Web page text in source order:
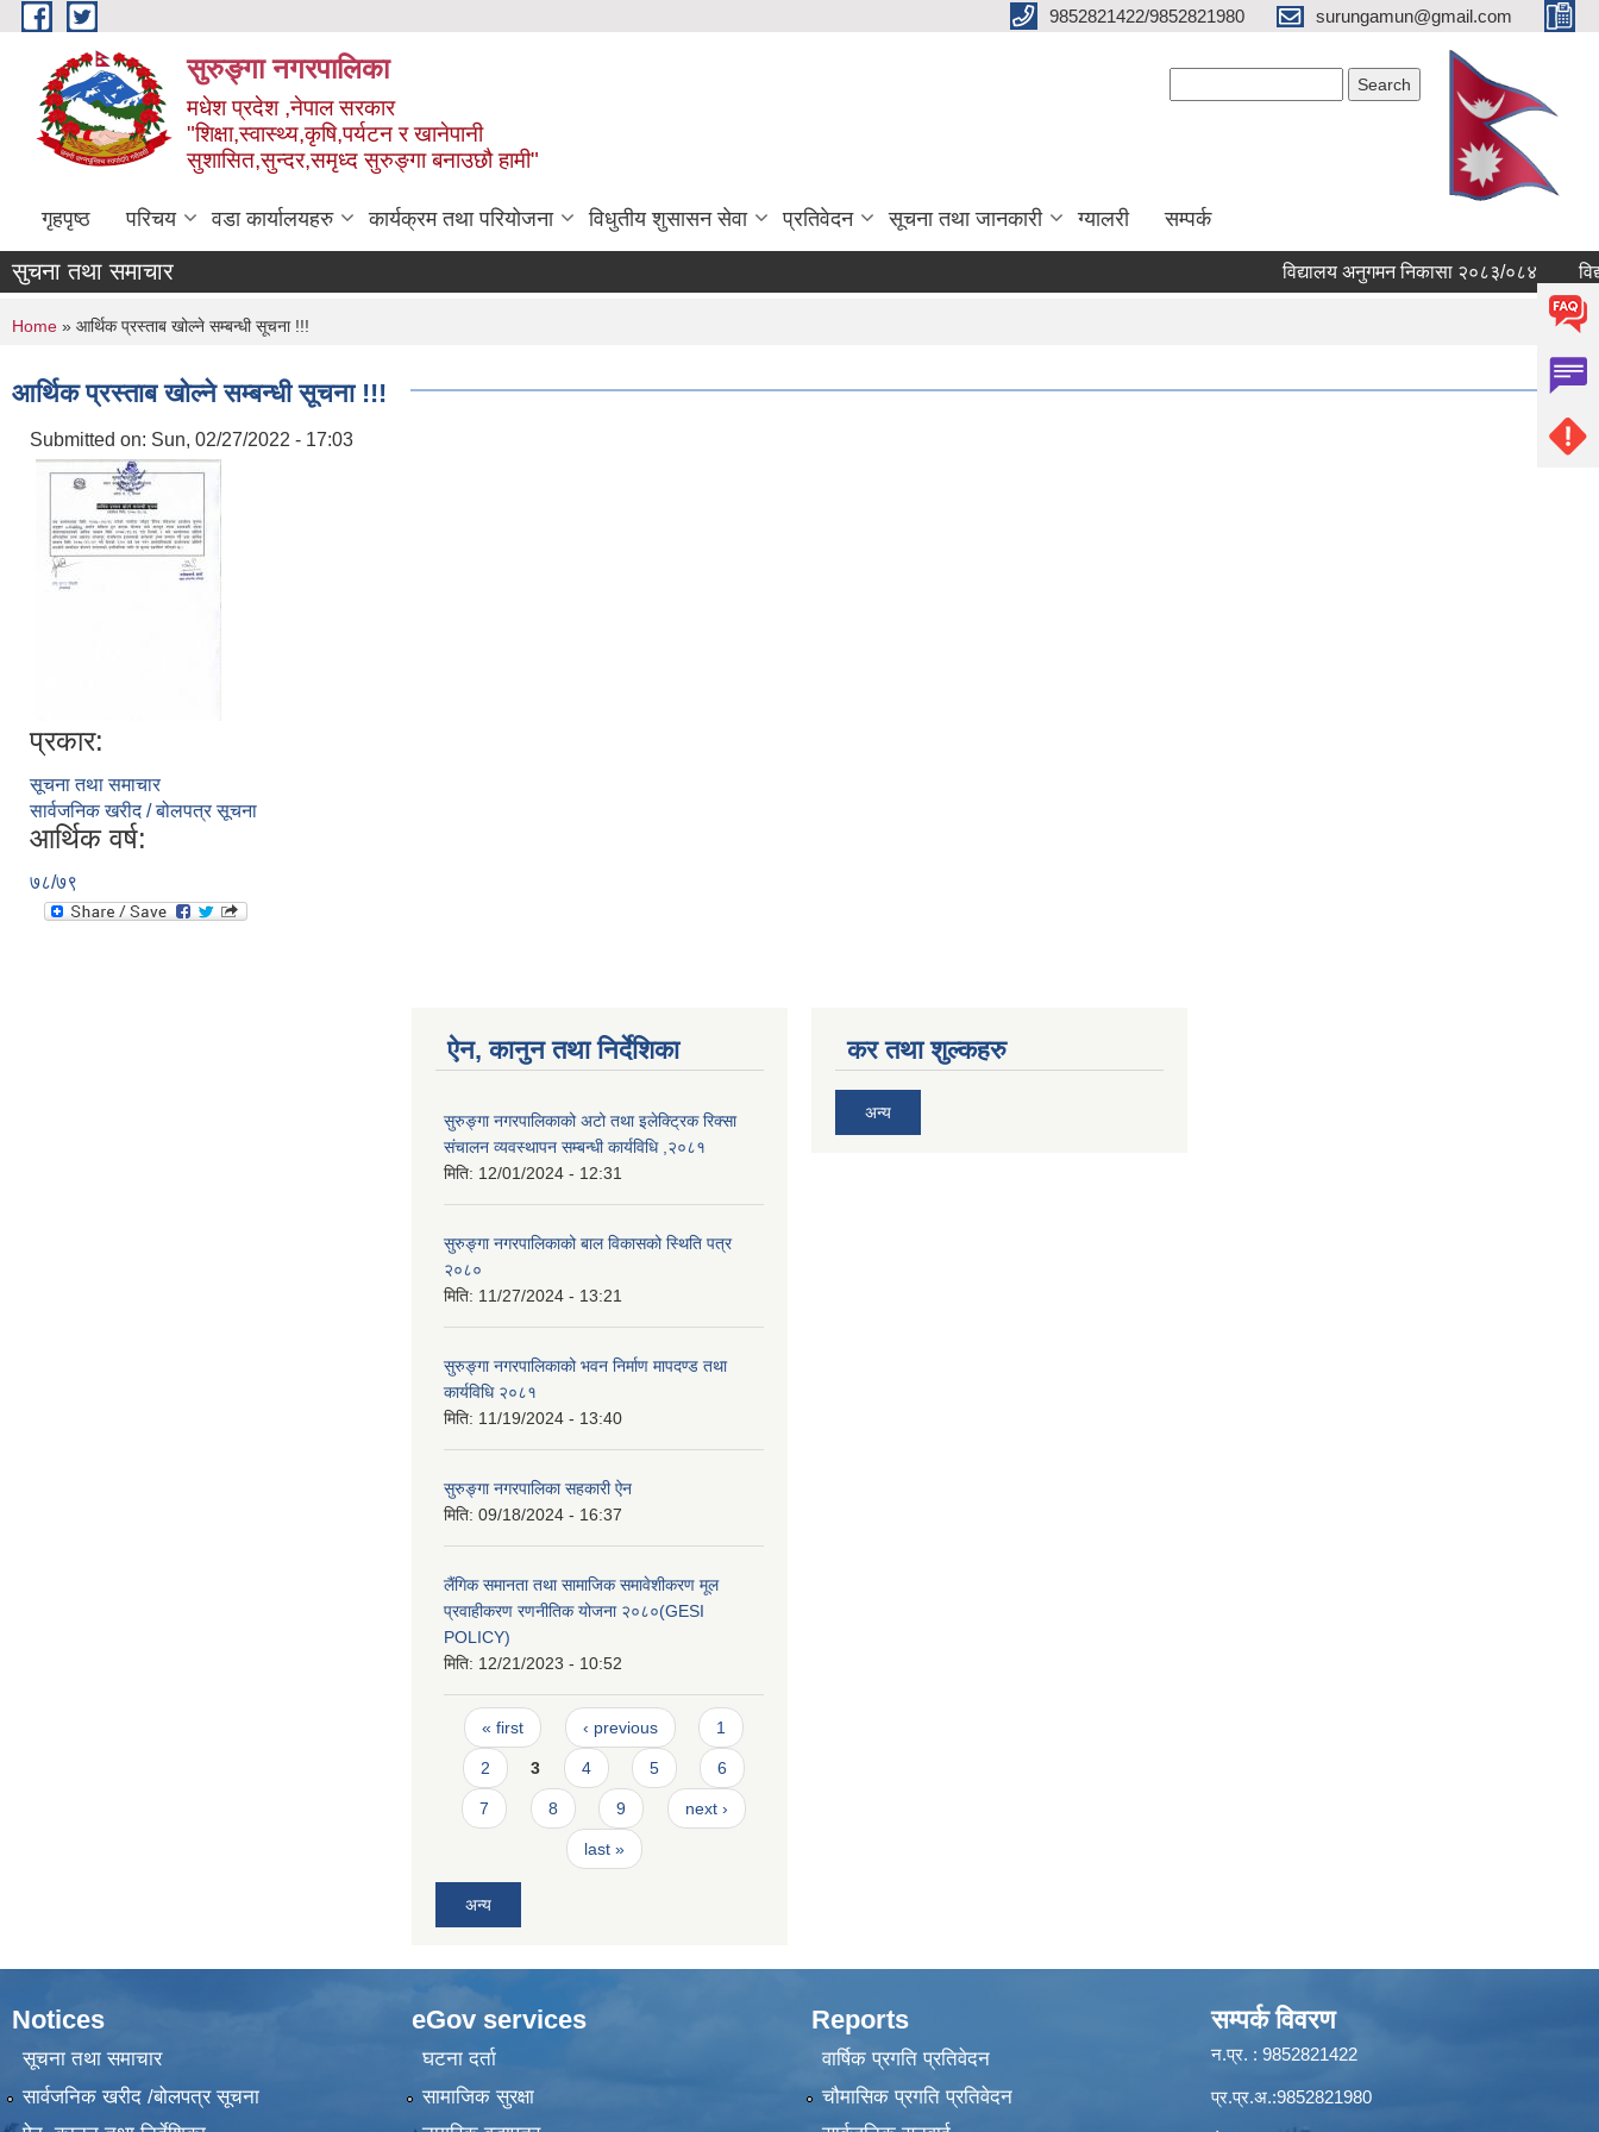
Skip to main content 9852821422/9852821980 surungamun@gmail.com
सुरुङ्‍गा नगरपालिका
मधेश प्रदेश ,नेपाल सरकार
"शिक्षा,स्वास्थ्य,कृषि,पर्यटन र खानेपानी
सुशासित,सुन्दर,समृध्द सुरुङ्गा बनाउछौ हामी"
गृहपृष्ठ परिचय वडा कार्यालयहरु कार्यक्रम तथा परियोजना विधुतीय शुसासन सेवा प्रतिवेदन सूचना तथा जानकारी ग्यालरी सम्पर्क
सुचना तथा समाचार विद्यालय अनुगमन निकासा २०८३/०८४
You are here
Home » आर्थिक प्रस्ताब खोल्ने सम्बन्धी सूचना !!!
आर्थिक प्रस्ताब खोल्ने सम्बन्धी सूचना !!!
Submitted on: Sun, 02/27/2022 - 17:03
प्रकार:
सूचना तथा समाचार
सार्वजनिक खरीद / बोलपत्र सूचना
आर्थिक वर्ष:
७८/७९
ऐन, कानुन तथा निर्देशिका
सुरुङ्गा नगरपालिकाको अटो तथा इलेक्ट्रिक रिक्सा
संचालन व्यवस्थापन सम्बन्धी कार्यविधि ,२०८१
मिति: 12/01/2024 - 12:31
सुरुङ्गा नगरपालिकाको बाल विकासको स्थिति पत्र
२०८०
मिति: 11/27/2024 - 13:21
सुरुङ्गा नगरपालिकाको भवन निर्माण मापदण्ड तथा
कार्यविधि २०८१
मिति: 11/19/2024 - 13:40
सुरुङ्गा नगरपालिका सहकारी ऐन
मिति: 09/18/2024 - 16:37
लैंगिक समानता तथा सामाजिक समावेशीकरण मूल
प्रवाहीकरण रणनीतिक योजना २०८०(GESI
POLICY)
मिति: 12/21/2023 - 10:52
Pages
« first ‹ previous 1
2 3 4 5 6
7 8 9 next ›
last »
अन्य
कर तथा शुल्कहरु
अन्य
Notices
सूचना तथा समाचार
सार्वजनिक खरीद /बोलपत्र सूचना
eGov services
घटना दर्ता
सामाजिक सुरक्षा
Reports
वार्षिक प्रगति प्रतिवेदन
चौमासिक प्रगति प्रतिवेदन
सम्पर्क विवरण
न.प्र. : 9852821422
प्र.प्र.अ.:9852821980